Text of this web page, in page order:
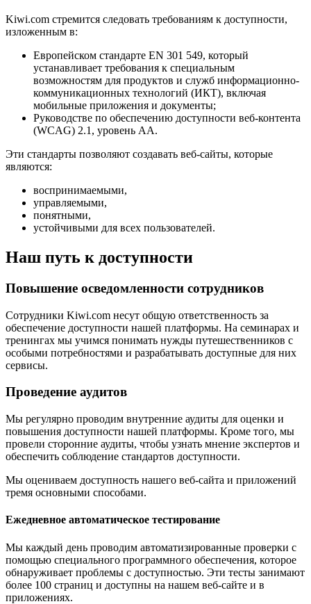
Kiwi.com стремится следовать требованиям к доступности,
изложенным в:
Европейском стандарте EN 301 549, который
устанавливает требования к специальным
возможностям для продуктов и служб информационно-
коммуникационных технологий (ИКТ), включая
мобильные приложения и документы;
Руководстве по обеспечению доступности веб-контента
(WCAG) 2.1, уровень АА.
Эти стандарты позволяют создавать веб-сайты, которые
являются:
воспринимаемыми,
управляемыми,
понятными,
устойчивыми для всех пользователей.
Наш путь к доступности
Повышение осведомленности сотрудников
Сотрудники Kiwi.com несут общую ответственность за
обеспечение доступности нашей платформы. На семинарах и
тренингах мы учимся понимать нужды путешественников с
особыми потребностями и разрабатывать доступные для них
сервисы.
Проведение аудитов
Мы регулярно проводим внутренние аудиты для оценки и
повышения доступности нашей платформы. Кроме того, мы
провели сторонние аудиты, чтобы узнать мнение экспертов и
обеспечить соблюдение стандартов доступности.
Мы оцениваем доступность нашего веб-сайта и приложений
тремя основными способами.
Ежедневное автоматическое тестирование
Мы каждый день проводим автоматизированные проверки с
помощью специального программного обеспечения, которое
обнаруживает проблемы с доступностью. Эти тесты занимают
более 100 страниц и доступны на нашем веб-сайте и в
приложениях.